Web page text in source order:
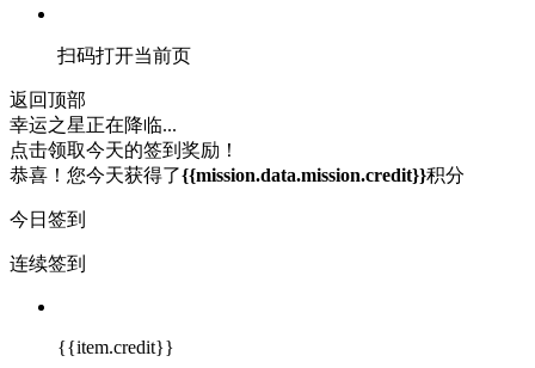
扫码打开当前页
返回顶部
幸运之星正在降临...
点击领取今天的签到奖励！
恭喜！您今天获得了{{mission.data.mission.credit}}积分
今日签到
连续签到
{{item.credit}}